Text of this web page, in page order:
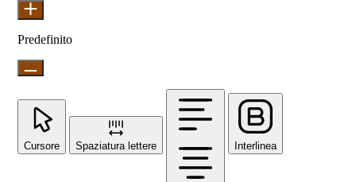
Predefinito
Cursore Spaziatura lettere Interlinea